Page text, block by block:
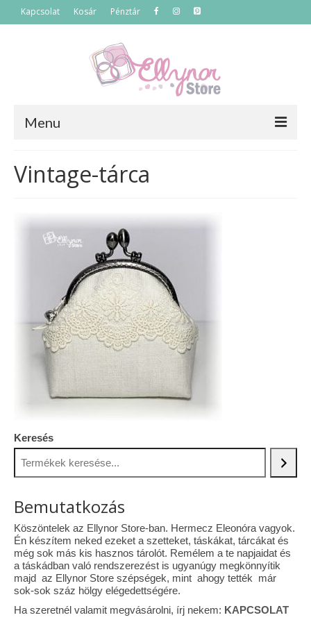
Kapcsolat Kosár Pénztár
Menu
Termékek
Szettek
Akciós termékek
Táskák
Neszeszerek
Tárcák
Zsebkendő tartók
Tolltartók
Mobiltelefon tartók
Tote bag
Piactér
Kosár
Galéria
Hasznos információk
Vintage-tárca
Keresés
Bemutatkozás
Köszöntelek az Ellynor Store-ban. Hermecz Eleonóra vagyok.
Én készítem neked ezeket a szetteket, táskákat, tárcákat és
még sok más kis hasznos tárolót. Remélem a te napjaidat és
a táskádban való rendszerezést is ugyanúgy megkönnyítik
majd az Ellynor Store szépségek, mint ahogy tették már
sok-sok száz hölgy elégedettségére.
Ha szeretnél valamit megvásárolni, írj nekem: KAPCSOLAT